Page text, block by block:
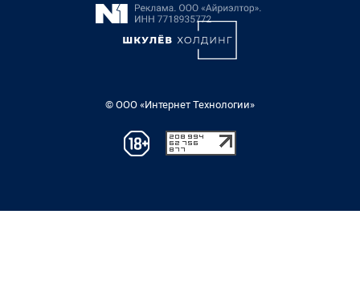
© ООО «Интернет Технологии»